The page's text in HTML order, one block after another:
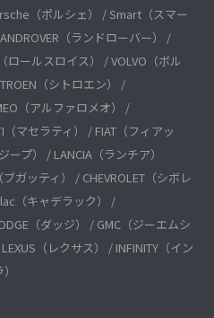
（ポルシェ） / Smart（スマー
（ランドローバー） /
ールスロイス） / VOLVO（ボル
（シトロエン） /
（アルファロメオ） /
（マセラティ） / FIAT（フィアッ
ープ） / LANCIA（ランチア）
ガッティ） / CHEVROLET（シボレ
（キャデラック） /
（ダッジ） / GMC（ジーエムシ
（レクサス） / INFINITY（イン